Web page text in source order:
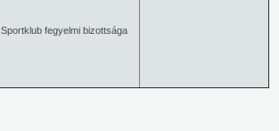
Sportklub fegyelmi bizottsága